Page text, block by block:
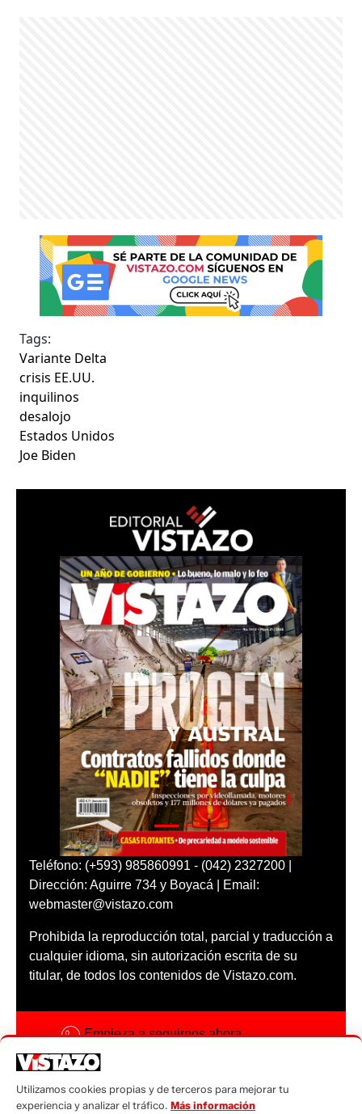
Tags:
Variante Delta
crisis EE.UU.
inquilinos
desalojo
Estados Unidos
Joe Biden
Teléfono: (+593) 985860991 - (042) 2327200 |
Dirección: Aguirre 734 y Boyacá | Email:
webmaster@vistazo.com
Prohibida la reproducción total, parcial y traducción a
cualquier idioma, sin autorización escrita de su
titular, de todos los contenidos de Vistazo.com.
Empieza a seguirnos ahora
Código ética
Utilizamos cookies propias y de terceros para mejorar tu
experiencia y analizar el tráfico. Más información